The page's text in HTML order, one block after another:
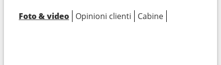
Foto & video Opinioni clienti Cabine